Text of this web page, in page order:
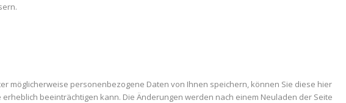
möglicherweise personenbezogene Daten von Ihnen speichern, können Sie diese hier
beeinträchtigen kann. Die Änderungen werden nach einem Neuladen der Seite